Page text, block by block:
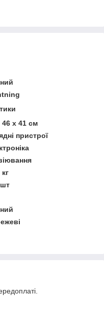
46 х 41 см
пристрої